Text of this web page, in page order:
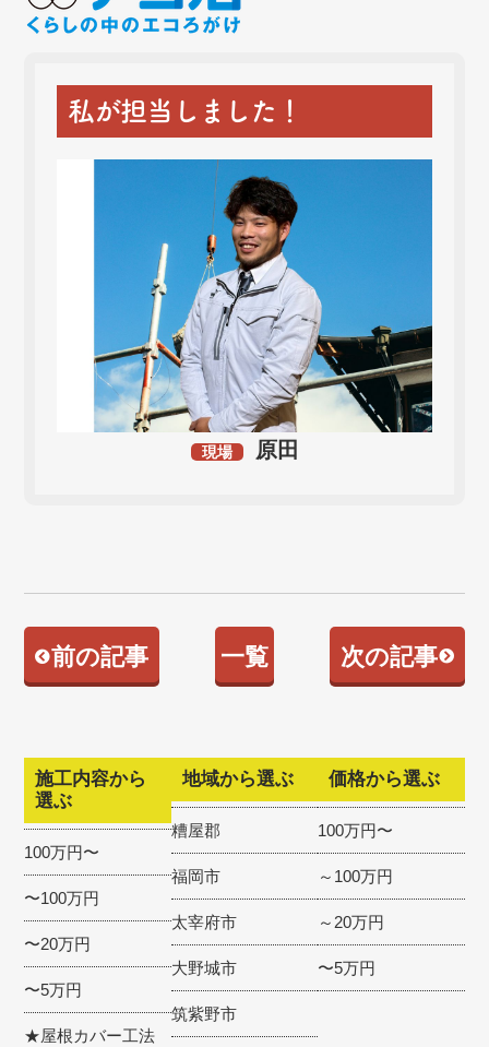
私が担当しました！
現場 原田
前の記事 一覧 次の記事
施工内容から
選ぶ
100万円〜
〜100万円
〜20万円
〜5万円
★屋根カバー工法
地域から選ぶ
糟屋郡
福岡市
太宰府市
大野城市
筑紫野市
価格から選ぶ
100万円〜
～100万円
～20万円
〜5万円